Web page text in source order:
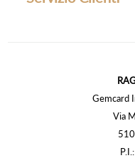
Gemcard
Via